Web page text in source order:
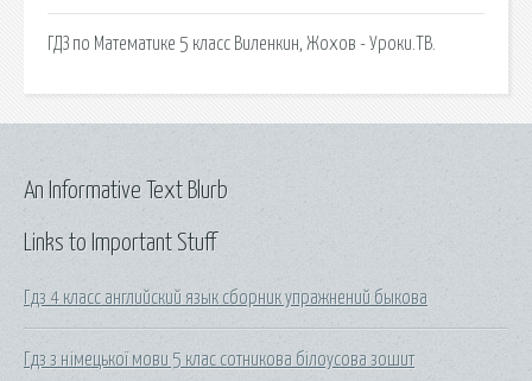
ГДЗ по Математике 5 класс Виленкин, Жохов - Уроки.ТВ.
Links to Important Stuff
Гдз 4 класс английский язык сборник упражнений быкова
Гдз з німецької мови 5 клас сотникова білоусова зошит
An Informative Text Blurb